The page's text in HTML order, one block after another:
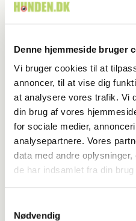
Denne hjemmeside bruger
Vi bruger cookies til at
annoncer, til at vise dig
at analysere vores trafik. Vi
din brug af vores
for sociale medier,
analysepartnere. Vores
data med andre
de har indsamlet fra din
Nødvendig
Dyreværnet